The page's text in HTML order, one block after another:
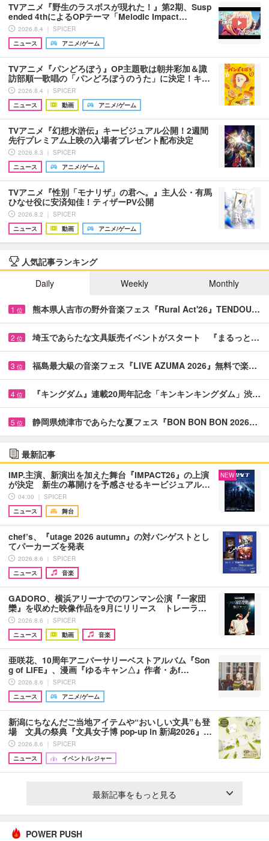
TVアニメ『野生のラスボスが現れた！』第2期、Susp
ended 4thによるOPテーマ「Melodic Impact…
2026.8.4 ｜ SPICER
ニュース
アニメ/ゲーム
TVアニメ『パンどろぼう』OP主題歌は朝井彩加＆諏
訪部順一歌唱の「パンどろぼうのうた」に決定！キ…
2026.8.4 ｜ SPICER
ニュース
動画 アニメ/ゲーム
TVアニメ『幻想水滸伝』キービジュアル公開！2週間
先行プレミアム上映の入場者プレゼント配布決定
2026.8.3 ｜ SPICER
ニュース
アニメ/ゲーム
TVアニメ『性別「モナリザ」の君へ。』主人公・有馬
ひなせ役に安済知佳！ティザーPV公開
2026.8.2 ｜ SPICER
ニュース
動画 アニメ/ゲーム
人気記事ランキング
Daily
Weekly Monthly
1 位 熊本県人吉市の野外音楽フェス『Rural Act'26』TENDOU…
2 位 埼玉であらたな文具販売イベントがスタート 『まるっと…
3 位 福島最大級の音楽フェス『LIVE AZUMA 2026』無料で楽…
4 位 『キングダム』連載20周年記念「キンキンキングダム」渋…
5 位 静岡県焼津市であらたな夏フェス『BON BON BON 2026…
最新記事
IMP.主演、新演出を加えた舞台『IMPACT26』の上演
が決定 新生の幕開けを予感させるキービジュアル…
04:00 ｜ SPICER
ニュース
舞台
NEW
chef’s、『utage 2026 autumn』の対バンゲストとし
てパーカーズを発表
2026.8.6 ｜ SPICER
ニュース
音楽
GADORO、横浜アリーナでのワンマン公演『一家団
欒』を収めた映像作品を9月にリリース トレーラ…
2026.8.6 ｜ SPICER
ニュース
動画 音楽
亜咲花、10周年アニバーサリーベストアルバム『Son
g of LIFE』、漫画『ゆるキャン△』作者・あf…
2026.8.6 ｜ SPICER
ニュース
アニメ/ゲーム
新潟にちなんだご当地アイテムや“おいしい文具”も登
場 文具の祭典『文具女子博 pop-up in 新潟2026』…
2026.8.6 ｜ SPICER
ニュース
イベント/レジャー
最新記事をもっと見る
POWER PUSH